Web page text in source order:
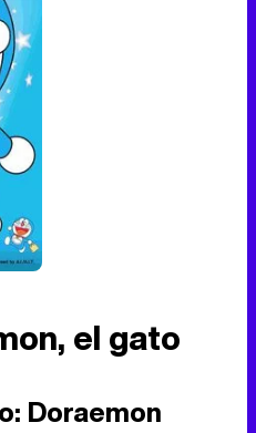
el gato
Doraemon